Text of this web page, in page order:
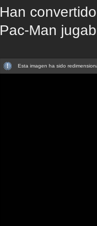
Han
Pac-Man
Esta imagen ha sido